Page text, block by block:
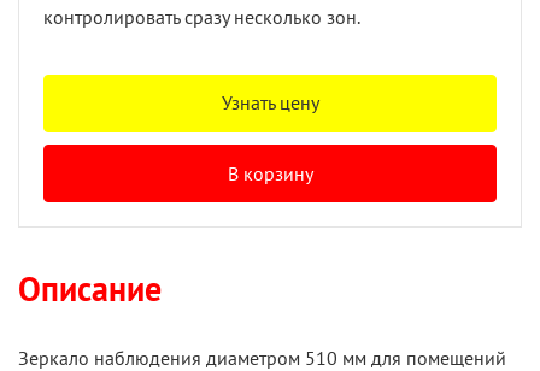
контролировать сразу несколько зон.
Узнать цену
В корзину
Описание
Зеркало наблюдения диаметром 510 мм для помещений